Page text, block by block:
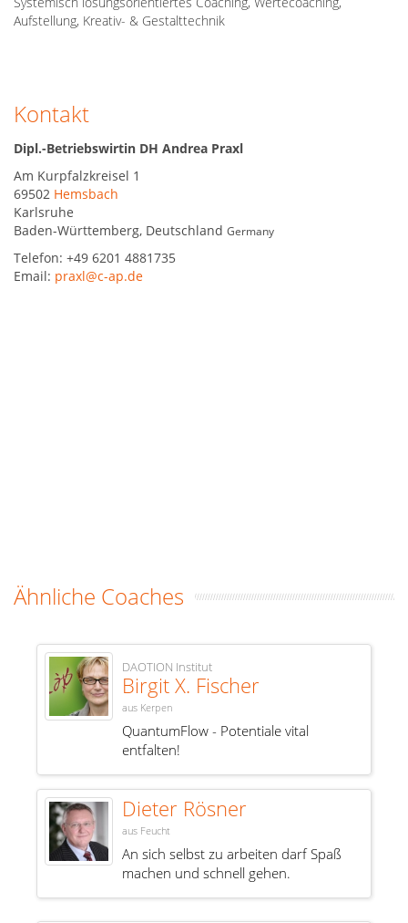
Aufstellung, Kreativ- & Gestalttechnik
Kontakt
Dipl.-Betriebswirtin DH Andrea Praxl
Am Kurpfalzkreisel 1
69502 Hemsbach
Karlsruhe
Baden-Württemberg, Deutschland Germany
Telefon: +49 6201 4881735
Email: praxl@c-ap.de
Ähnliche Coaches
DAOTION Institut
Birgit X. Fischer
aus Kerpen
QuantumFlow - Potentiale vital
entfalten!
Dieter Rösner
aus Feucht
An sich selbst zu arbeiten darf Spaß
machen und schnell gehen.